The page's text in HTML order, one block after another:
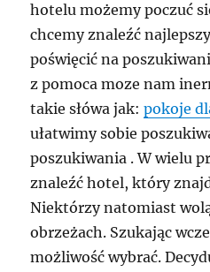
hotelu możemy poczuć
chcemy znaleźć
poświęcić na
z pomoca moze nam
takie słówa jak:pokoje
ułatwimy sobie
poszukiwania . W wielu
znaleźć hotel, który
Niektórzy natomiast
obrzeżach. Szukając
możliwość wybrać.